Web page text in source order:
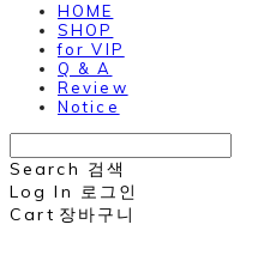
HOME
SHOP
for VIP
Q & A
Review
Notice
Search 검색
Log In 로그인
Cart 장바구니